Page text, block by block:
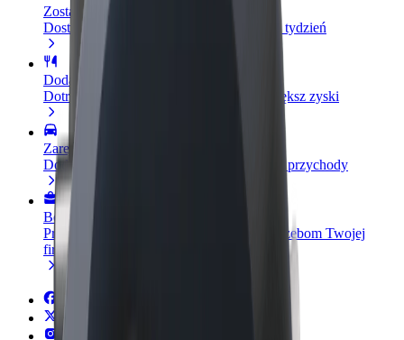
Zostań dostawcą
Dostarczaj jedzenie i otrzymuj wypłatę co tydzień
Dodaj swoją restaurację lub sklep
Dotrzyj do większej liczby klientów i zwiększ zyski
Zarejestruj się jako właściciel floty
Dodaj swoją flotę do Bolt i zwiększ swoje przychody
Bolt for Business
Produkty i usługi Bolt odpowiadające potrzebom Twojej
firmy